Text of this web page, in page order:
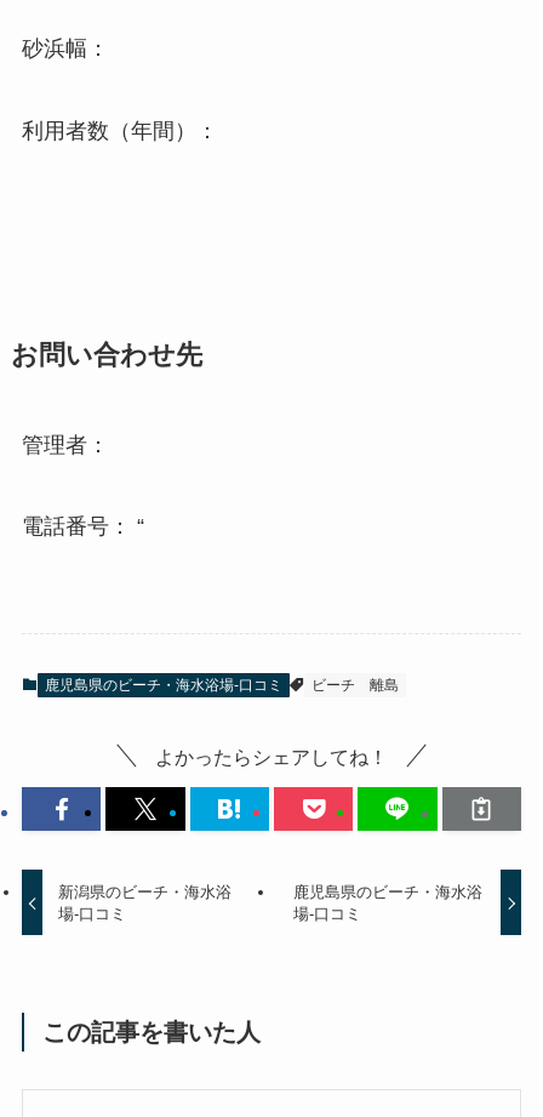
砂浜幅：
利用者数（年間）：
お問い合わせ先
管理者：
電話番号： “
鹿児島県のビーチ・海水浴場-口コミ ビーチ 離島
よかったらシェアしてね！
新潟県のビーチ・海水浴
場-口コミ
鹿児島県のビーチ・海水浴
場-口コミ
この記事を書いた人